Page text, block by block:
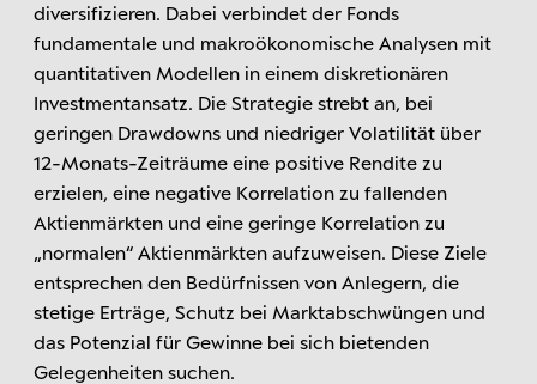
diversifizieren. Dabei verbindet der Fonds
fundamentale und makroökonomische Analysen mit
quantitativen Modellen in einem diskretionären
Investmentansatz. Die Strategie strebt an, bei
geringen Drawdowns und niedriger Volatilität über
12-Monats-Zeiträume eine positive Rendite zu
erzielen, eine negative Korrelation zu fallenden
Aktienmärkten und eine geringe Korrelation zu
„normalen“ Aktienmärkten aufzuweisen. Diese Ziele
entsprechen den Bedürfnissen von Anlegern, die
stetige Erträge, Schutz bei Marktabschwüngen und
das Potenzial für Gewinne bei sich bietenden
Gelegenheiten suchen.